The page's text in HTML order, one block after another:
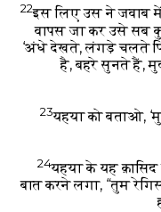
22इस लिए उस ने जवाब में
वापस जा कर उसे सब
‘अंधे देखते, लंगड़े चलते
है, बहरे सुनते हैं,
23यहया को बताओ,
24यहया के यह
बात करने लगा, “तुम